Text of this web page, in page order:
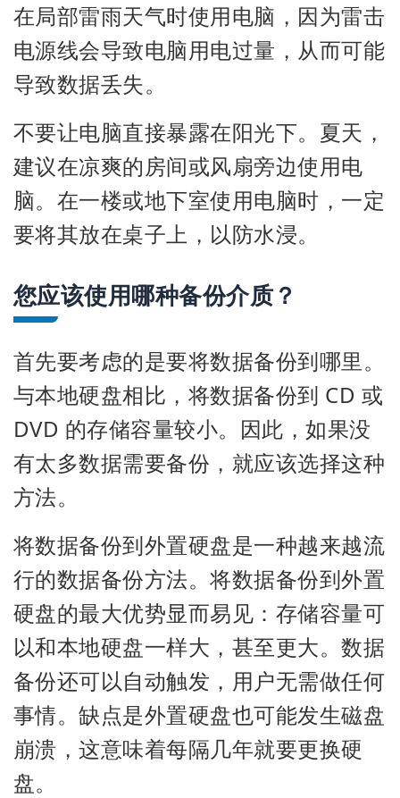
在局部雷雨天气时使用电脑，因为雷击
电源线会导致电脑用电过量，从而可能
导致数据丢失。
不要让电脑直接暴露在阳光下。夏天，
建议在凉爽的房间或风扇旁边使用电
脑。在一楼或地下室使用电脑时，一定
要将其放在桌子上，以防水浸。
您应该使用哪种备份介质？
首先要考虑的是要将数据备份到哪里。
与本地硬盘相比，将数据备份到 CD 或
DVD 的存储容量较小。因此，如果没
有太多数据需要备份，就应该选择这种
方法。
将数据备份到外置硬盘是一种越来越流
行的数据备份方法。将数据备份到外置
硬盘的最大优势显而易见：存储容量可
以和本地硬盘一样大，甚至更大。数据
备份还可以自动触发，用户无需做任何
事情。缺点是外置硬盘也可能发生磁盘
崩溃，这意味着每隔几年就要更换硬
盘。